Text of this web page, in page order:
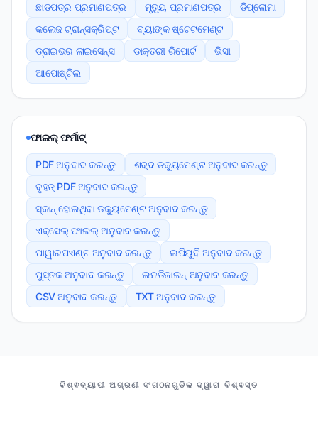
ଛାଡପତ୍ର ପ୍ରମାଣପତ୍ର
ମୃତ୍ୟୁ ପ୍ରମାଣପତ୍ର
ଡିପ୍ଲୋମା
କଲେଜ ଟ୍ରାନ୍ସକ୍ରିପ୍ଟ
ବ୍ୟାଙ୍କ ଷ୍ଟେଟମେଣ୍ଟ
ଡ୍ରାଇଭର ଲାଇସେନ୍ସ
ଡାକ୍ତରୀ ରିପୋର୍ଟ
ଭିସା
ଆପୋଷ୍ଟିଲ
ଫାଇଲ୍ ଫର୍ମାଟ୍
PDF ଅନୁବାଦ କରନ୍ତୁ
ଶବ୍ଦ ଡକ୍ୟୁମେଣ୍ଟ ଅନୁବାଦ କରନ୍ତୁ
ବୃହତ୍ PDF ଅନୁବାଦ କରନ୍ତୁ
ସ୍କାନ୍ ହୋଇଥିବା ଡକ୍ୟୁମେଣ୍ଟ ଅନୁବାଦ କରନ୍ତୁ
ଏକ୍ସେଲ୍ ଫାଇଲ୍ ଅନୁବାଦ କରନ୍ତୁ
ପାୱାରପଏଣ୍ଟ ଅନୁବାଦ କରନ୍ତୁ
ଇପିୟୁବି ଅନୁବାଦ କରନ୍ତୁ
ପୁସ୍ତକ ଅନୁବାଦ କରନ୍ତୁ
ଇନଡିଜାଇନ୍ ଅନୁବାଦ କରନ୍ତୁ
CSV ଅନୁବାଦ କରନ୍ତୁ
TXT ଅନୁବାଦ କରନ୍ତୁ
ଆମର ଅଂଶୀଦାରବିଶ୍ଵବ୍ୟାପୀ ଅଗ୍ରଣୀ ସଂଗଠନଗୁଡିକ ଦ୍ୱାରା ବିଶ୍ଵସ୍ତ